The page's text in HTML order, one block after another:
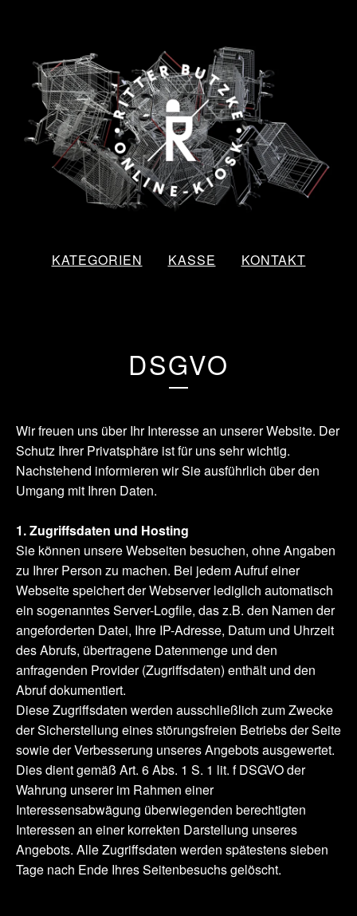
KATEGORIEN KASSE KONTAKT
DSGVO
Wir freuen uns über Ihr Interesse an unserer Website. Der
Schutz Ihrer Privatsphäre ist für uns sehr wichtig.
Nachstehend informieren wir Sie ausführlich über den
Umgang mit Ihren Daten.
1. Zugriffsdaten und Hosting
Sie können unsere Webseiten besuchen, ohne Angaben
zu Ihrer Person zu machen. Bei jedem Aufruf einer
Webseite speichert der Webserver lediglich automatisch
ein sogenanntes Server-Logfile, das z.B. den Namen der
angeforderten Datei, Ihre IP-Adresse, Datum und Uhrzeit
des Abrufs, übertragene Datenmenge und den
anfragenden Provider (Zugriffsdaten) enthält und den
Abruf dokumentiert.
Diese Zugriffsdaten werden ausschließlich zum Zwecke
der Sicherstellung eines störungsfreien Betriebs der Seite
sowie der Verbesserung unseres Angebots ausgewertet.
Dies dient gemäß Art. 6 Abs. 1 S. 1 lit. f DSGVO der
Wahrung unserer im Rahmen einer
Interessensabwägung überwiegenden berechtigten
Interessen an einer korrekten Darstellung unseres
Angebots. Alle Zugriffsdaten werden spätestens sieben
Tage nach Ende Ihres Seitenbesuchs gelöscht.